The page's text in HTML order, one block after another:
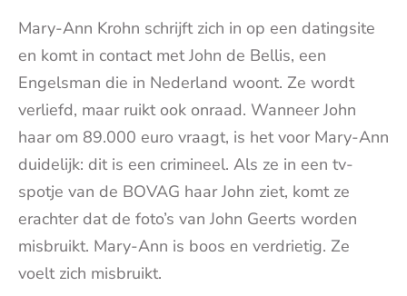
Mary-Ann Krohn schrijft zich in op een datingsite
en komt in contact met John de Bellis, een
Engelsman die in Nederland woont. Ze wordt
verliefd, maar ruikt ook onraad. Wanneer John
haar om 89.000 euro vraagt, is het voor Mary-Ann
duidelijk: dit is een crimineel. Als ze in een tv-
spotje van de BOVAG haar John ziet, komt ze
erachter dat de foto’s van John Geerts worden
misbruikt. Mary-Ann is boos en verdrietig. Ze
voelt zich misbruikt.